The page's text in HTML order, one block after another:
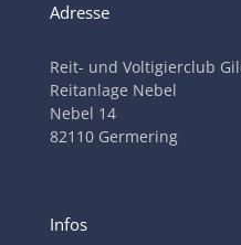
Adresse
Reit- und Voltigierclub
Reitanlage Nebel
Nebel 14
82110 Germering
Infos